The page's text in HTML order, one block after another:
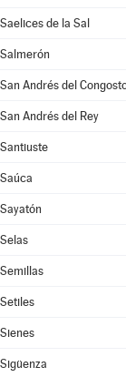
Saelices de la Sal
Salmerón
San Andrés del
San Andrés del Rey
Santiuste
Saúca
Sayatón
Selas
Semillas
Setiles
Sienes
Sigüenza